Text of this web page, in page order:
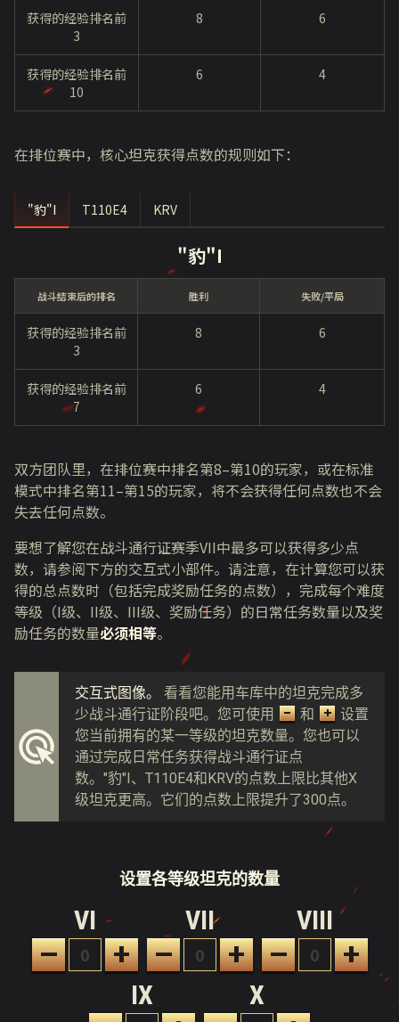
获得的经验排名前
3
8 6
获得的经验排名前
10
6 4
在排位赛中，核心坦克获得点数的规则如下：
"豹"I T110E4 KRV
"豹"I
战斗结束后的排名 胜利 失败/平局
获得的经验排名前
3
8 6
获得的经验排名前
7
6 4
双方团队里，在排位赛中排名第8–第10的玩家，或在标准
模式中排名第11–第15的玩家，将不会获得任何点数也不会
失去任何点数。
要想了解您在战斗通行证赛季VII中最多可以获得多少点
数，请参阅下方的交互式小部件。请注意，在计算您可以获
得的总点数时（包括完成奖励任务的点数），完成每个难度
等级（I级、 II级、 III级、奖励任务）的日常任务数量以及奖
励任务的数量必须相等。
交互式图像。
看看您能用车库中的坦克完成多
少战斗通行证阶段吧。您可使用
和
设置
您当前拥有的某一等级的坦克数量。您也可以
通过完成日常任务获得战斗通行证点
数。"豹"I、T110E4和KRV的点数上限比其他X
级坦克更高。它们的点数上限提升了300点。
设置各等级坦克的数量
VI
– +
VII
– +
VIII
– +
IX X